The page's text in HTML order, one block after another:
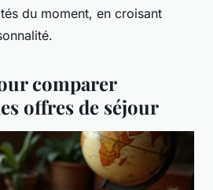
du moment, en croisant
comparer
offres de séjour